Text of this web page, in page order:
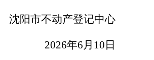
沈阳市不动产登记中心
2026年6月10日